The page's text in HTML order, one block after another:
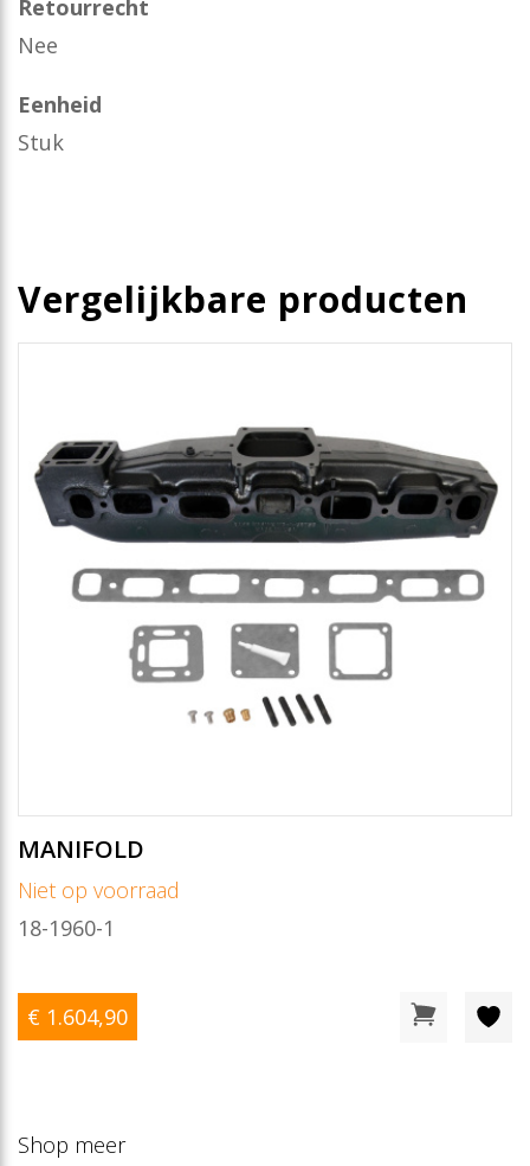
Retourrecht
Nee
Eenheid
Stuk
Vergelijkbare producten
MANIFOLD
Niet op voorraad
18-1960-1
€ 1.604,90
Shop meer